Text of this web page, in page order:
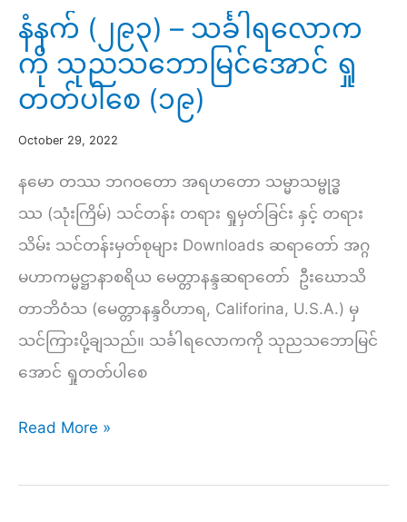
အသုံးချ
ကျင့်
လမ်း
မြတ်
ပ
န်း
အာ
န
စ္
နံနက် (၂၉၃) – သင်္ခါရလောက
ကို သုညသဘောမြင်အောင် ရှု
တတ်ပါစေ (၁၉)
October 29, 2022
နမော တဿ ဘဂဝတော အရဟတော သမ္မာသမ္ဗုဒ္ဓ
ဿ (သုံးကြိမ်) သင်တန်း တရား ရှုမှတ်ခြင်း နှင့် တရား
သိမ်း သင်တန်းမှတ်စုများ Downloads ဆရာတော် အဂ္ဂ
မဟာကမ္မဋ္ဌာနာစရိယ မေတ္တာနန္ဒဆရာတော် ဦးဃောသိ
တာဘိဝံသ (မေတ္တာနန္ဒဝိဟာရ, Califorina, U.S.A.) မှ
သင်ကြားပို့ချသည်။ သင်္ခါရလောကကို သုညသဘောမြင်
အောင် ရှုတတ်ပါစေ
နံနက်
–
Read More »